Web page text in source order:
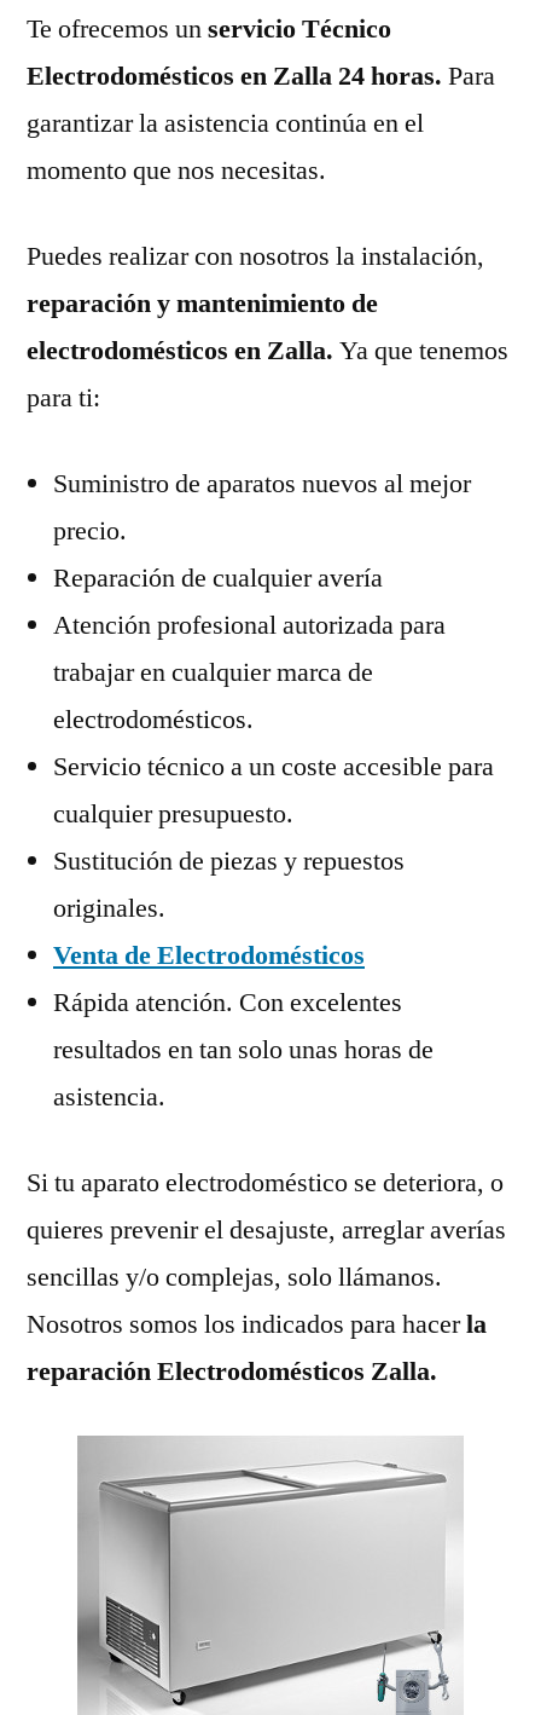
Te ofrecemos unservicio Técnico
Electrodomésticos en Zalla 24 horas. Para
garantizar la asistencia continúa en el
momento que nos necesitas.
Puedes realizar con nosotros la instalación,
reparación y mantenimiento de
electrodomésticos en Zalla. Ya que tenemos
para ti:
Suministro de aparatos nuevos al mejor
precio.
Reparación de cualquier avería
Atención profesional autorizada para
trabajar en cualquier marca de
electrodomésticos.
Servicio técnico a un coste accesible para
cualquier presupuesto.
Sustitución de piezas y repuestos
originales.
Venta de Electrodomésticos
Rápida atención. Con excelentes
resultados en tan solo unas horas de
asistencia.
Si tu aparato electrodoméstico se deteriora, o
quieres prevenir el desajuste, arreglar averías
sencillas y/o complejas, solo llámanos.
Nosotros somos los indicados para hacerla
reparación Electrodomésticos Zalla.